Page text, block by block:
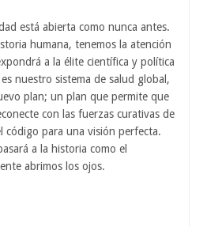
está abierta como nunca antes.
humana, tenemos la atención
a la élite científica y política
nuestro sistema de salud global,
plan; un plan que permite que
con las fuerzas curativas de
código para una visión perfecta.
a la historia como el
abrimos los ojos.